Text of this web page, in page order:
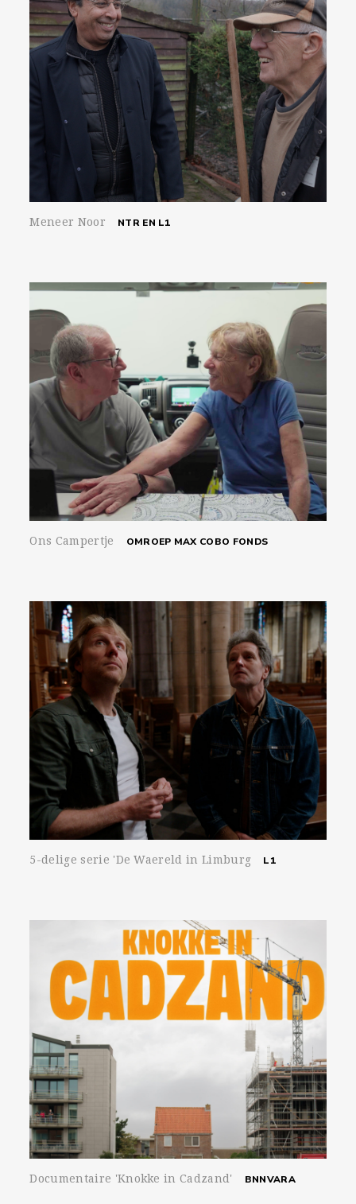
Meneer Noor NTR EN L1
Ons Campertje OMROEP MAX COBO FONDS
5-delige serie 'De Waereld in Limburg L1
Documentaire 'Knokke in Cadzand' BNNVARA